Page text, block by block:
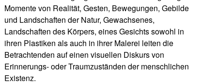
Momente von Realität, Gesten, Bewegungen, Gebilde
und Landschaften der Natur, Gewachsenes,
Landschaften des Körpers, eines Gesichts sowohl in
ihren Plastiken als auch in ihrer Malerei leiten die
Betrachtenden auf einen visuellen Diskurs von
Erinnerungs- oder Traumzuständen der menschlichen
Existenz.